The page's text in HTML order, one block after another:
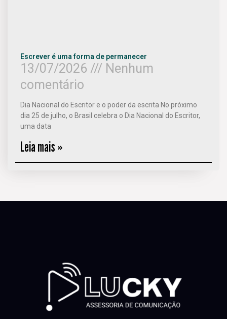
Escrever é uma forma de permanecer
13/07/2026
Nenhum
comentário
Dia Nacional do Escritor e o poder da escrita No próximo
dia 25 de julho, o Brasil celebra o Dia Nacional do Escritor,
uma data
Leia mais »